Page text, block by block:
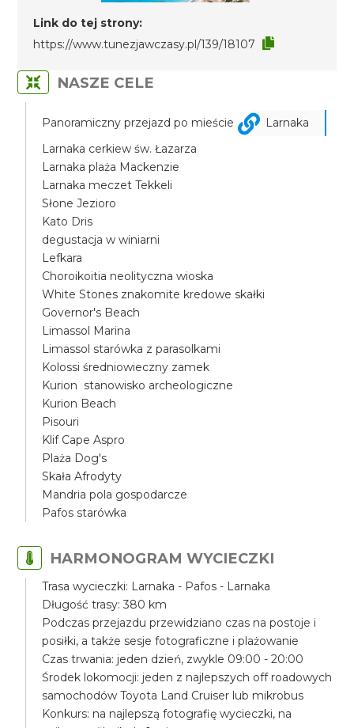
Link do tej strony:
https://www.tunezjawczasy.pl/139/18107
NASZE CELE
Panoramiczny przejazd po mieście
Larnaka
Larnaka cerkiew św. Łazarza
Larnaka plaża Mackenzie
Larnaka meczet Tekkeli
Słone Jezioro
Kato Dris
degustacja w winiarni
Lefkara
Choroikoitia neolityczna wioska
White Stones znakomite kredowe skałki
Governor's Beach
Limassol Marina
Limassol starówka z parasolkami
Kolossi średniowieczny zamek
Kurion stanowisko archeologiczne
Kurion Beach
Pisouri
Klif Cape Aspro
Plaża Dog's
Skała Afrodyty
Mandria pola gospodarcze
Pafos starówka
HARMONOGRAM WYCIECZKI
Trasa wycieczki: Larnaka - Pafos - Larnaka
Długość trasy: 380 km
Podczas przejazdu przewidziano czas na postoje i
posiłki, a także sesje fotograficzne i plażowanie
Czas trwania: jeden dzień, zwykle 09:00 - 20:00
Środek lokomocji: jeden z najlepszych off roadowych
samochodów Toyota Land Cruiser lub mikrobus
Konkurs: na najlepszą fotografię wycieczki, na